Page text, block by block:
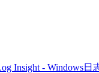
Insight - Windows日